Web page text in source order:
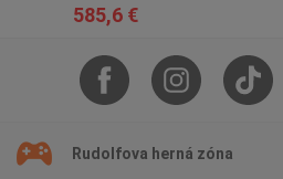
585,6 €
Rudolfova herná zóna